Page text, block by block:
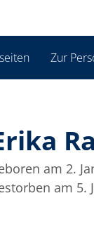
Zur
am 2.
am 5.